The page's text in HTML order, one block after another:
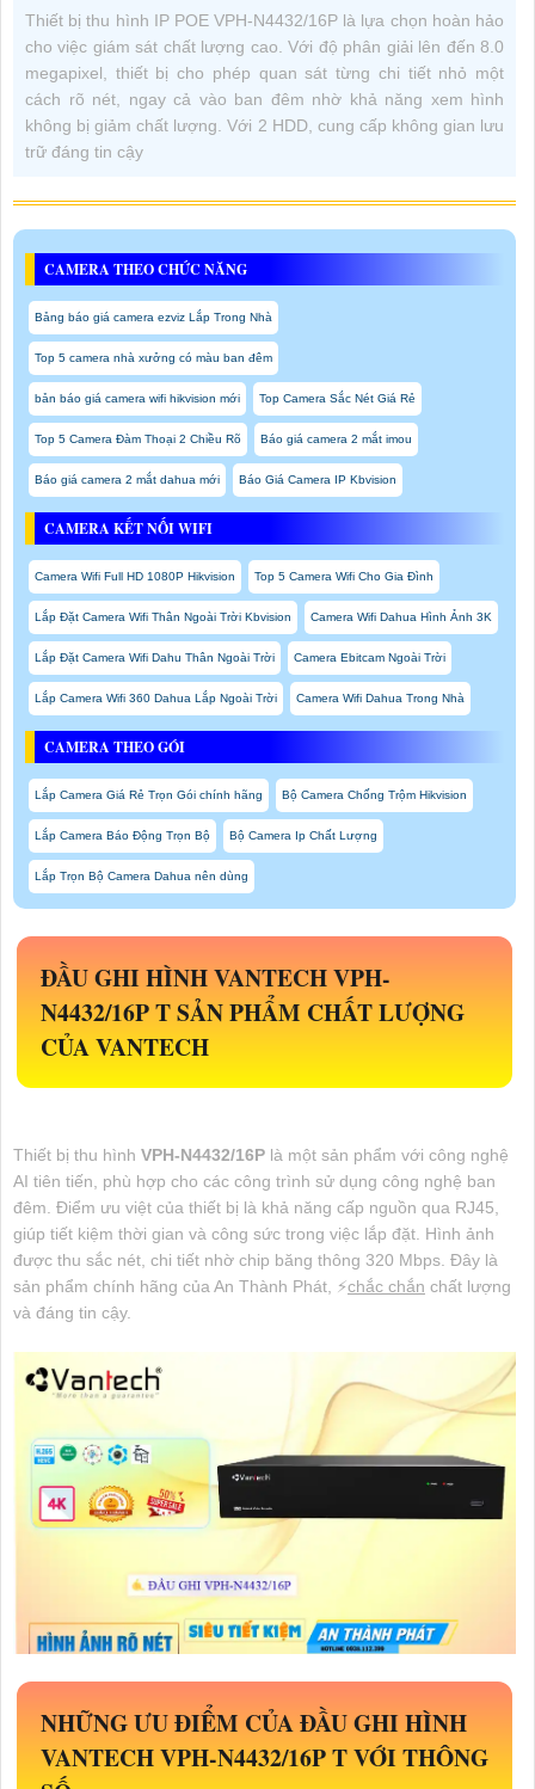
Thiết bị thu hình IP POE VPH-N4432/16P là lựa chọn hoàn hảo
cho việc giám sát chất lượng cao. Với độ phân giải lên đến 8.0
megapixel, thiết bị cho phép quan sát từng chi tiết nhỏ một
cách rõ nét, ngay cả vào ban đêm nhờ khả năng xem hình
không bị giảm chất lượng. Với 2 HDD, cung cấp không gian lưu
trữ đáng tin cậy
CAMERA THEO CHỨC NĂNG
Bảng báo giá camera ezviz Lắp Trong Nhà
Top 5 camera nhà xưởng có màu ban đêm
bản báo giá camera wifi hikvision mới Top Camera Sắc Nét Giá Rẻ
Top 5 Camera Đàm Thoại 2 Chiều Rõ Báo giá camera 2 mắt imou
Báo giá camera 2 mắt dahua mới Báo Giá Camera IP Kbvision
CAMERA KẾT NỐI WIFI
Camera Wifi Full HD 1080P Hikvision Top 5 Camera Wifi Cho Gia Đình
Lắp Đặt Camera Wifi Thân Ngoài Trời Kbvision Camera Wifi Dahua Hình Ảnh 3K
Lắp Đặt Camera Wifi Dahu Thân Ngoài Trời Camera Ebitcam Ngoài Trời
Lắp Camera Wifi 360 Dahua Lắp Ngoài Trời Camera Wifi Dahua Trong Nhà
CAMERA THEO GÓI
Lắp Camera Giá Rẻ Trọn Gói chính hãng Bộ Camera Chống Trộm Hikvision
Lắp Camera Báo Động Trọn Bộ Bộ Camera Ip Chất Lượng
Lắp Trọn Bộ Camera Dahua nên dùng
ĐẦU GHI HÌNH VANTECHVPH-
N4432/16PT SẢN PHẨM CHẤT LƯỢNG
CỦA VANTECH
Thiết bị thu hình VPH-N4432/16P là một sản phẩm với công nghệ
AI tiên tiến, phù hợp cho các công trình sử dụng công nghệ ban
đêm. Điểm ưu việt của thiết bị là khả năng cấp nguồn qua RJ45,
giúp tiết kiệm thời gian và công sức trong việc lắp đặt. Hình ảnh
được thu sắc nét, chi tiết nhờ chip băng thông 320 Mbps. Đây là
sản phẩm chính hãng của An Thành Phát, ️⚡chắc chắn chất lượng
và đáng tin cậy.
NHỮNG ƯU ĐIỂM CỦA ĐẦU GHI HÌNH
VANTECHVPH-N4432/16PT VỚI THÔNG